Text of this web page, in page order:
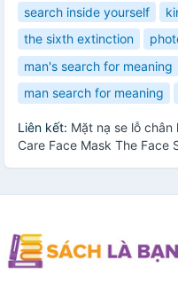
search inside yourself
the sixth extinction
man's search for meaning
man search for meaning
Liên kết: Mặt nạ se lỗ chân
Care Face Mask The Face